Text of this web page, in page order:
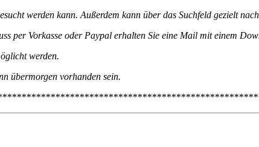
werden kann. Außerdem kann über das Suchfeld gezielt
per Vorkasse oder Paypal erhalten Sie eine Mail mit einem
werden.
übermorgen vorhanden sein.